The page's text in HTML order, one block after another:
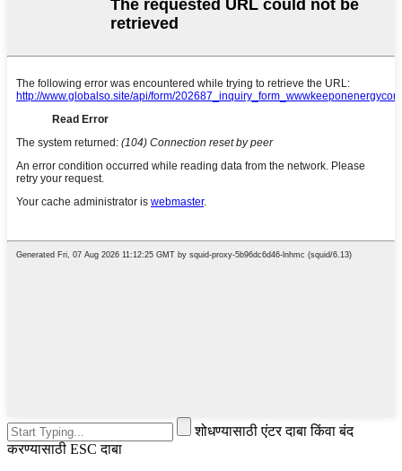
शोधण्यासाठी एंटर दाबा किंवा बंद
करण्यासाठी ESC दाबा